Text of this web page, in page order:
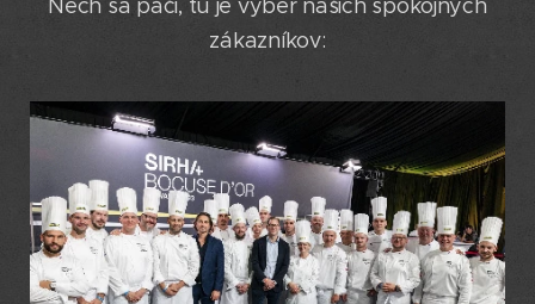
Nech sa páči, tu je výber našich spokojných
zákazníkov: